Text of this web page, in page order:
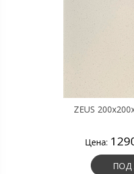
ZEUS
Цена:
ПОД